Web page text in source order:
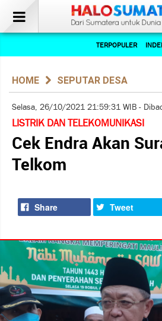
TERPOPULER
HOME SEPUTAR DESA
Selasa, 26/10/2021 21:59:31 WIB -
LISTRIK DAN TELEKOMUNIKASI
Cek Endra Akan
Telkom
Share Tweet